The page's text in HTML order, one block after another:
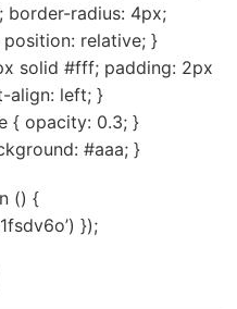
border-radius: 4px;
relative; }
solid #fff; padding: 2px
align: left; }
{ opacity: 0.3; }
#aaa; }
() {
});